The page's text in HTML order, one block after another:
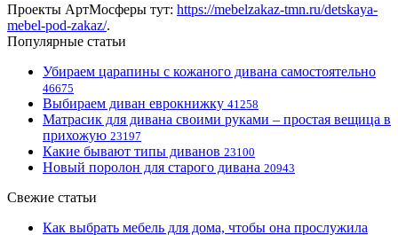
Проекты АртМосферы тут: https://mebelzakaz-tmn.ru/detskaya-
mebel-pod-zakaz/.
Популярные статьи
Убираем царапины с кожаного дивана самостоятельно
46675
Выбираем диван еврокнижку 41258
Матрасик для дивана своими руками – простая вещица в
прихожую 23197
Какие бывают типы диванов 23100
Новый поролон для старого дивана 20943
Свежие статьи
Как выбрать мебель для дома, чтобы она прослужила